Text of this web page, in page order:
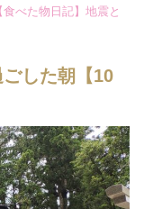
食べた物日記】地震と
ごした朝【10